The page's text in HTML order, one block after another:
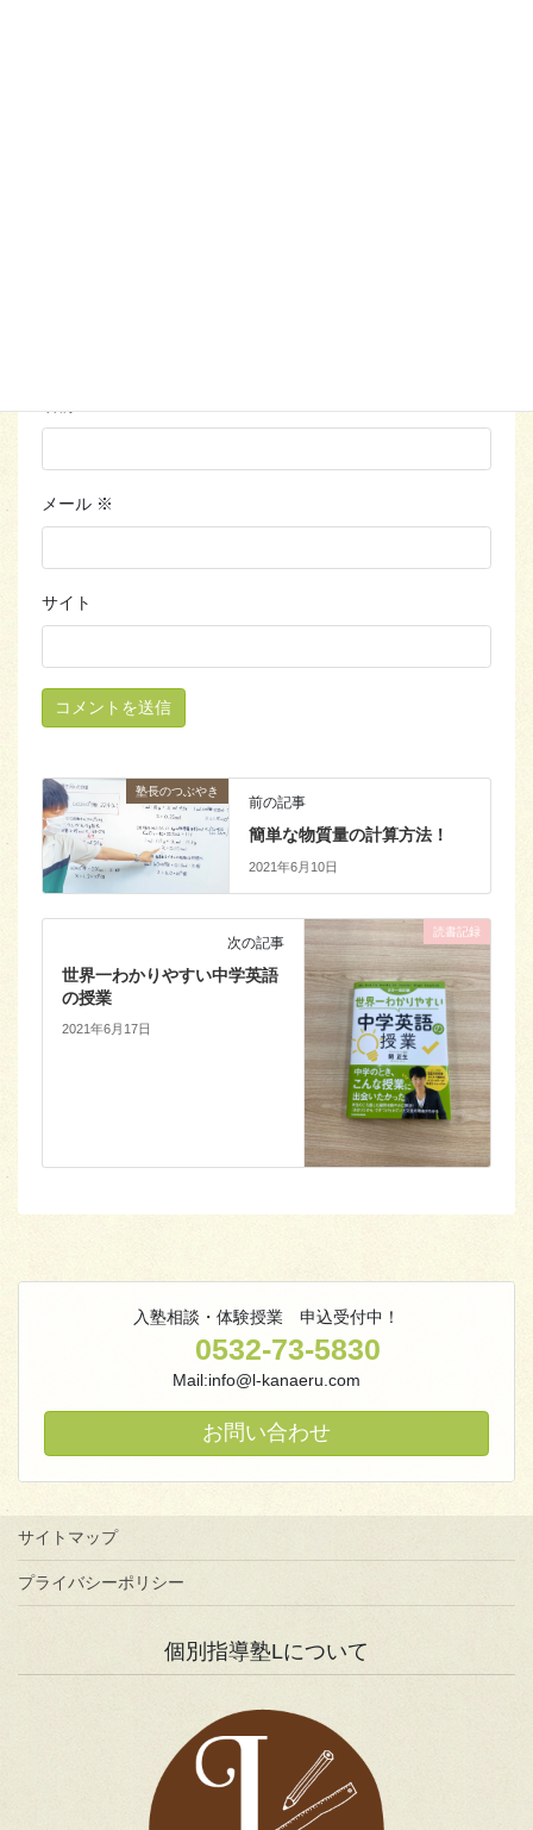
メール ※
サイト
塾長のつぶやき
前の記事
簡単な物質量の計算方法！
2021年6月10日
読書記録
次の記事
世界一わかりやすい中学英語
の授業
2021年6月17日
入塾相談・体験授業 申込受付中！
0532-73-5830
Mail:info@l-kanaeru.com
お問い合わせ
サイトマップ
プライバシーポリシー
個別指導塾Lについて